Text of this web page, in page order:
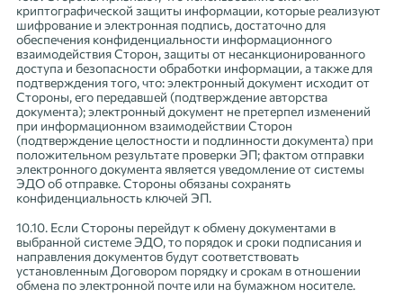
криптографической защиты информации, которые реализуют
шифрование и электронная подпись, достаточно для
обеспечения конфиденциальности информационного
взаимодействия Сторон, защиты от несанкционированного
доступа и безопасности обработки информации, а также для
подтверждения того, что: электронный документ исходит от
Стороны, его передавшей (подтверждение авторства
документа); электронный документ не претерпел изменений
при информационном взаимодействии Сторон
(подтверждение целостности и подлинности документа) при
положительном результате проверки ЭП; фактом отправки
электронного документа является уведомление от системы
ЭДО об отправке. Стороны обязаны сохранять
конфиденциальность ключей ЭП.
10.10. Если Стороны перейдут к обмену документами в
выбранной системе ЭДО, то порядок и сроки подписания и
направления документов будут соответствовать
установленным Договором порядку и срокам в отношении
обмена по электронной почте или на бумажном носителе.